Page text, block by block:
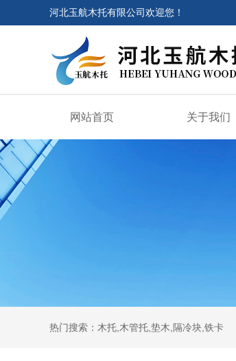
河北玉航木托有限公司欢迎您！
网站首页 关于我们
热门搜索：木托,木管托,垫木,隔冷块,铁卡